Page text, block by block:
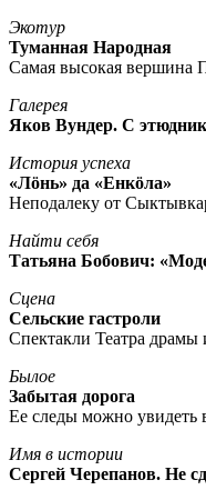
Экотур
Туманная Народная
Самая высокая вершина
Галерея
Яков Вундер. С
История успеха
«Лöнь» да «Енкöла»
Неподалеку от
Найти себя
Татьяна Бобович:
Сцена
Сельские гастроли
Спектакли Театра
Былое
Забытая дорога
Ее следы можно увидеть
Имя в истории
Сергей Черепанов. Не